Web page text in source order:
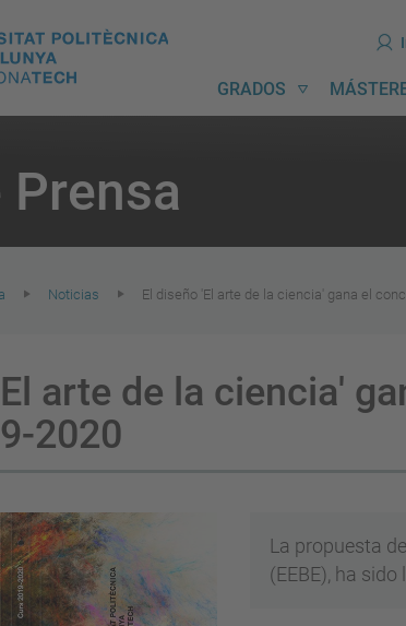
Ir
al
Ir
al
Navegación
GRADOS
Prensa
Noticias El diseño 'El arte de la ciencia' gana el
arte de la ciencia'
2020
La propuesta
(EEBE), ha